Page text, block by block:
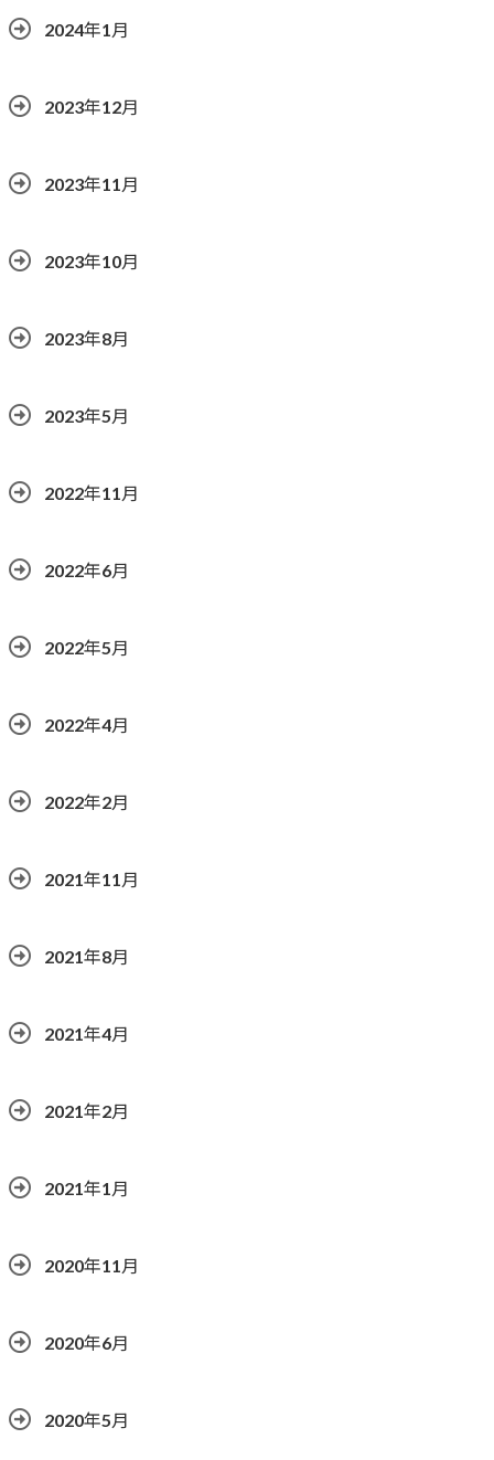
2024年1月
2023年12月
2023年11月
2023年10月
2023年8月
2023年5月
2022年11月
2022年6月
2022年5月
2022年4月
2022年2月
2021年11月
2021年8月
2021年4月
2021年2月
2021年1月
2020年11月
2020年6月
2020年5月